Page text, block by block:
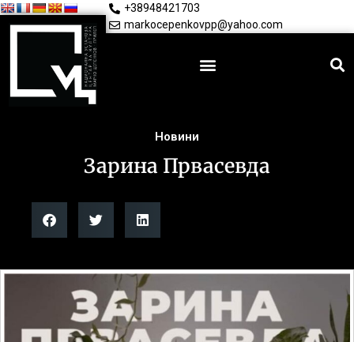
+38948421703
markocepenkovpp@yahoo.com
Новини
Зарина Првасевда